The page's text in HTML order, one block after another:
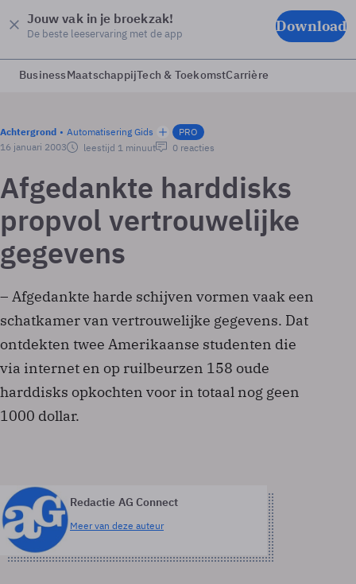
Jouw vak in je broekzak!
De beste leeservaring met de app Download
BusinessMaatschappijTech & ToekomstCarrière
Achtergrond Automatisering Gids
PRO
16 januari 2003
leestijd 1 minuut 0 reacties
Afgedankte harddisks
propvol vertrouwelijke
gegevens
– Afgedankte harde schijven vormen vaak een
schatkamer van vertrouwelijke gegevens. Dat
ontdekten twee Amerikaanse studenten die
via internet en op ruilbeurzen 158 oude
harddisks opkochten voor in totaal nog geen
1000 dollar.
Redactie AG Connect
Meer van deze auteur